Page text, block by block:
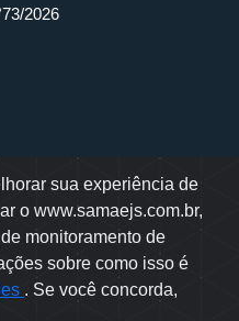
sua experiência de
o www.samaejs.com.br,
monitoramento de
sobre como isso é
. Se você concorda,
2026
Água Verde - Jaraguá do Sul
direitos reservados